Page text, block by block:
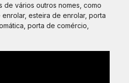
de vários outros nomes, como
esteira de enrolar, porta
porta de comércio,